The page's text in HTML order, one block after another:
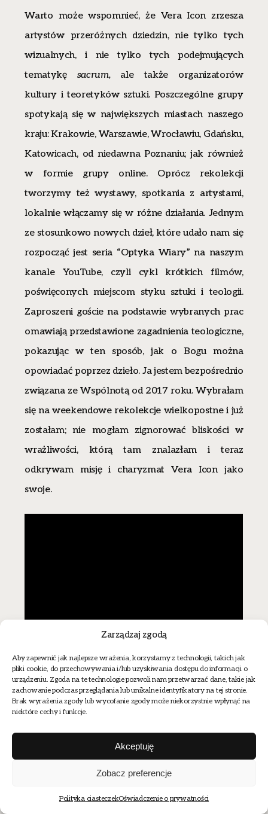
Zarządzaj zgodą
Aby zapewnić jak najlepsze wrażenia, korzystamy z technologii, takich jak
pliki cookie, do przechowywania i/lub uzyskiwania dostępu do informacji o
urządzeniu. Zgoda na te technologie pozwoli nam przetwarzać dane, takie jak
zachowanie podczas przeglądania lub unikalne identyfikatory na tej stronie.
Brak wyrażenia zgody lub wycofanie zgody może niekorzystnie wpłynąć na
niektóre cechy i funkcje.
Akceptuję
Zobacz preferencje
Polityka ciasteczekOświadczenie o prywatności
Warto może wspomnieć, że Vera Icon zrzesza
artystów przeróżnych dziedzin, nie tylko tych
wizualnych, i nie tylko tych podejmujących
tematykę sacrum,ale także organizatorów
kultury i teoretyków sztuki. Poszczególne grupy
spotykają się w największych miastach naszego
kraju: Krakowie, Warszawie, Wrocławiu, Gdańsku,
Katowicach, od niedawna Poznaniu; jak również
w formie grupy online. Oprócz rekolekcji
tworzymy też wystawy, spotkania z artystami,
lokalnie włączamy się w różne działania. Jednym
ze stosunkowo nowych dzieł, które udało nam się
rozpocząć jest seria “Optyka Wiary” na naszym
kanale YouTube, czyli cykl krótkich filmów,
poświęconych miejscom styku sztuki i teologii.
Zaproszeni goście na podstawie wybranych prac
omawiają przedstawione zagadnienia teologiczne,
pokazując w ten sposób, jak o Bogu można
opowiadać poprzez dzieło. Ja jestem bezpośrednio
związana ze Wspólnotą od 2017 roku. Wybrałam
się na weekendowe rekolekcje wielkopostne i już
zostałam; nie mogłam zignorować bliskości w
wrażliwości, którą tam znalazłam i teraz
odkrywam misję i charyzmat Vera Icon jako
swoje.